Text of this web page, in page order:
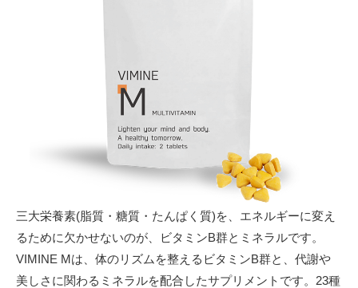
三大栄養素(脂質・糖質・たんぱく質)を、エネルギーに変え
るために欠かせないのが、ビタミンB群とミネラルです。
VIMINE Mは、体のリズムを整えるビタミンB群と、代謝や
美しさに関わるミネラルを配合したサプリメントです。23種